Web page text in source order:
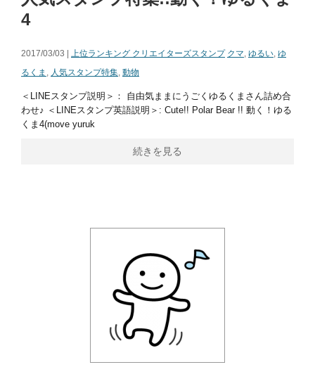
4
2017/03/03 | 上位ランキング クリエイターズスタンプ クマ, ゆるい, ゆ
るくま , 人気スタンプ特集, 動物
＜LINEスタンプ説明＞： 自由気ままにうごくゆるくまさん詰め合
わせ♪ ＜LINEスタンプ英語説明＞: Cute!! Polar Bear !! 動く！ゆる
くま4(move yuruk
続きを見る